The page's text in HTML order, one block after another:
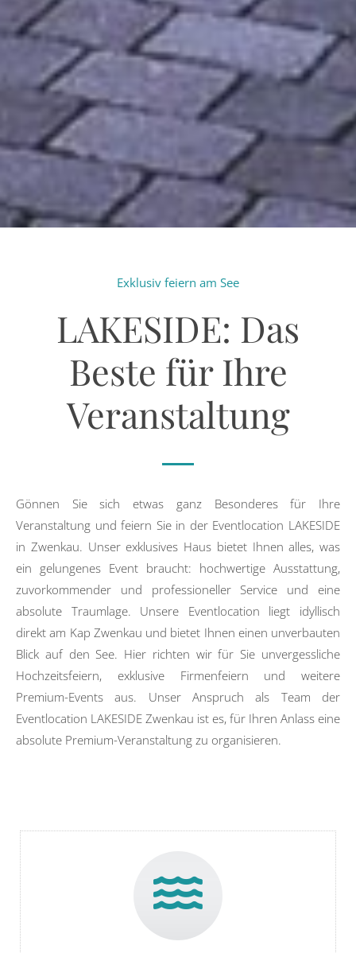
Exklusiv feiern am See
LAKESIDE: Das
Beste für Ihre
Veranstaltung
Gönnen Sie sich etwas ganz Besonderes für Ihre
Veranstaltung und feiern Sie in der Eventlocation LAKESIDE
in Zwenkau. Unser exklusives Haus bietet Ihnen alles, was
ein gelungenes Event braucht: hochwertige Ausstattung,
zuvorkommender und professioneller Service und eine
absolute Traumlage. Unsere Eventlocation liegt idyllisch
direkt am Kap Zwenkau und bietet Ihnen einen unverbauten
Blick auf den See. Hier richten wir für Sie unvergessliche
Hochzeitsfeiern, exklusive Firmenfeiern und weitere
Premium-Events aus. Unser Anspruch als Team der
Eventlocation LAKESIDE Zwenkau ist es, für Ihren Anlass eine
absolute Premium-Veranstaltung zu organisieren.